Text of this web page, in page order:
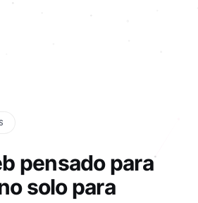
pensado para
solo para